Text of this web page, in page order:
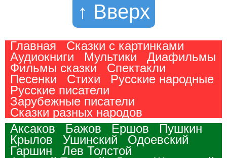
↑ Вверх
Главная
Сказки с картинками
Аудиокниги
Мультики
Диафильмы
Фильмы сказки
Спектакли
Песенки
Стихи
Русские народные
Русские писатели
Зарубежные писатели
Сказки разных народов
Аксаков
Бажов Ершов
Пушкин
Крылов
Ушинский
Одоевский
Гаршин
Лев Толстой